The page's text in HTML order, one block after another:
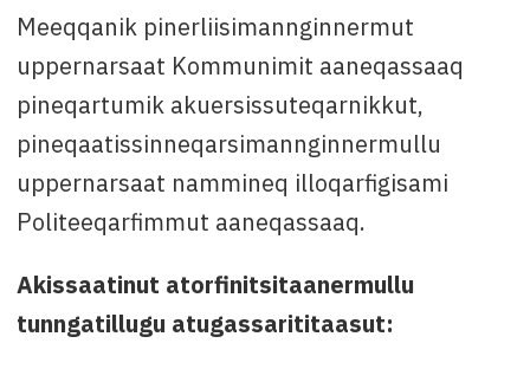
Meeqqanik pinerliisimannginnermut
uppernarsaat Kommunimit aaneqassaaq
pineqartumik akuersissuteqarnikkut,
pineqaatissinneqarsimannginnermullu
uppernarsaat nammineq illoqarfigisami
Politeeqarfimmut aaneqassaaq.
Akissaatinut atorfinitsitaanermullu
tunngatillugu atugassarititaasut: